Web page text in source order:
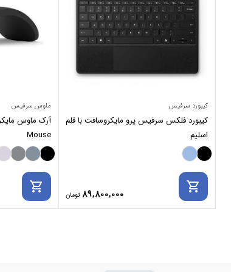
کیبورد سرفیس
کیبورد فلکس سرفیس پرو مایکروسافت با قلم
اسلیم
89,800,000
shopping_cart
ماوس سرفیس
Mouse
shopping_cart